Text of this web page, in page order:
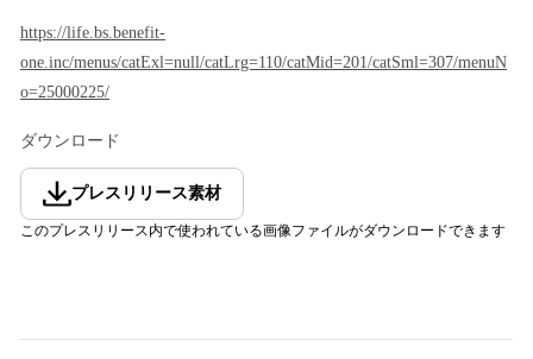
https://life.bs.benefit-
one.inc/menus/catExl=null/catLrg=110/catMid=201/catSml=307/menuN
o=25000225/
ダウンロード
プレスリリース素材
このプレスリリース内で使われている画像ファイルがダウンロードできます